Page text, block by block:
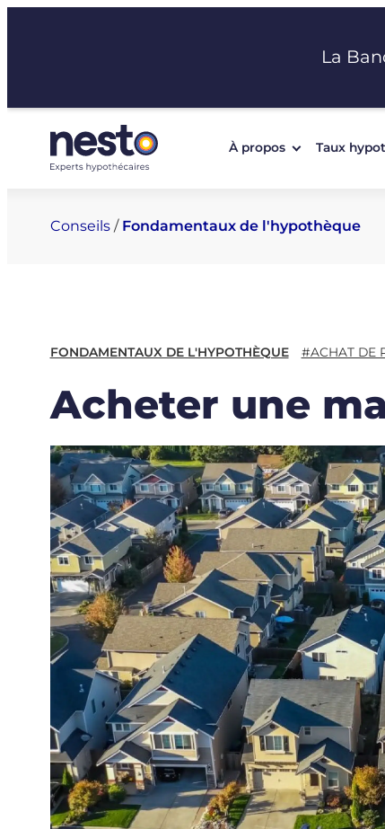
La
À propos Taux
Conseils/ Fondamentaux de l'hypothèque
FONDAMENTAUX DE L'HYPOTHÈQUE #ACHAT DE
Acheter une